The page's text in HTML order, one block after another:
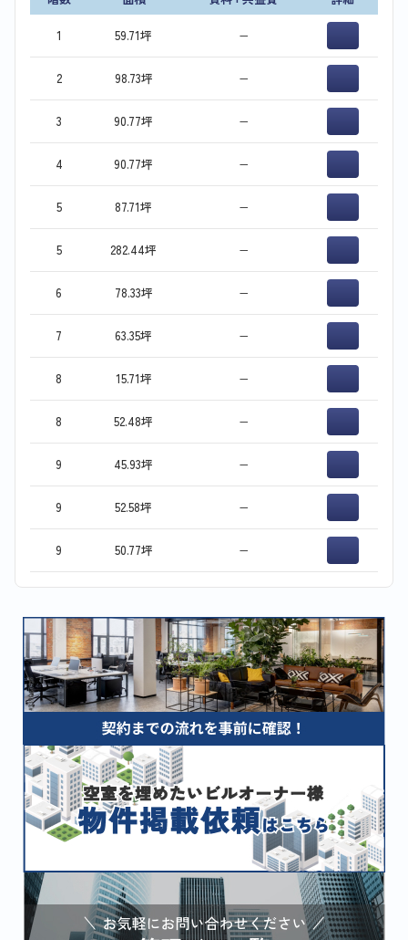
1 59.71坪 −
2 98.73坪 −
3 90.77坪 −
4 90.77坪 −
5 87.71坪 −
5 282.44坪 −
6 78.33坪 −
7 63.35坪 −
8 15.71坪 −
8 52.48坪 −
9 45.93坪 −
9 52.58坪 −
9 50.77坪 −